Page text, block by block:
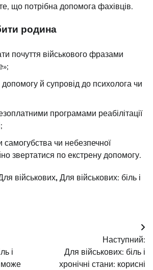
що потрібна допомога фахівців.
родина
почуття військового фразами
й супровід до психолога чи
програмами реабілітації
самогубства чи небезпечної
звертатися по екстрену допомогу.
військових, Для військових: біль і
і
може
Наступний:
Для військових: біль і
хронічні стани: корисні